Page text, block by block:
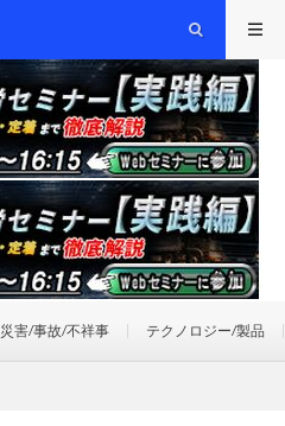
災害/事故/不祥事 テクノロジー/製品